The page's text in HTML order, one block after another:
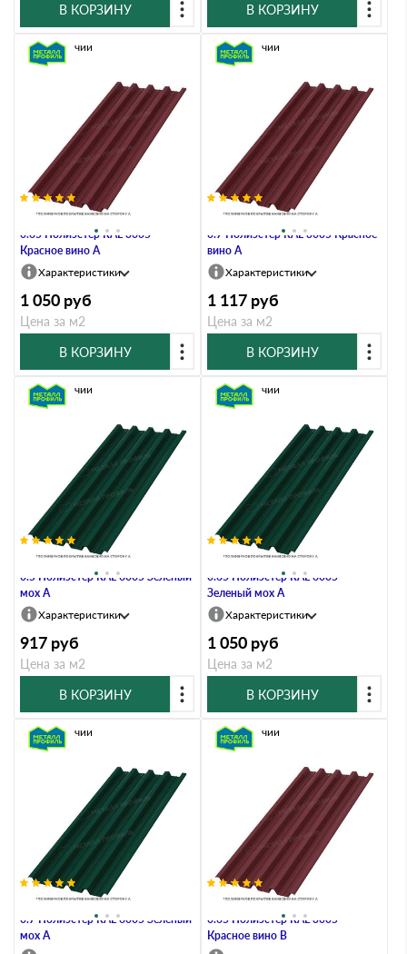
В КОРЗИНУ
В КОРЗИНУ
Профлист Металл Профиль Н60
0.65 Полиэстер RAL 3005
Красное вино A
В наличии
Характеристики
1 050 руб
Цена за м2
В КОРЗИНУ
Профлист Металл Профиль Н60
0.7 Полиэстер RAL 3005 Красное
вино A
В наличии
Характеристики
1 117 руб
Цена за м2
В КОРЗИНУ
Профлист Металл Профиль Н60
0.5 Полиэстер RAL 6005 Зеленый
мох A
В наличии
Характеристики
917 руб
Цена за м2
В КОРЗИНУ
Профлист Металл Профиль Н60
0.65 Полиэстер RAL 6005
Зеленый мох A
В наличии
Характеристики
1 050 руб
Цена за м2
В КОРЗИНУ
Профлист Металл Профиль Н60
0.7 Полиэстер RAL 6005 Зеленый
мох A
В наличии
Профлист Металл Профиль Н60
0.65 Полиэстер RAL 3005
Красное вино B
В наличии